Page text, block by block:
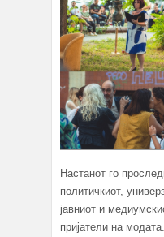
Настанот го
политичкиот,
јавниот и
пријатели на